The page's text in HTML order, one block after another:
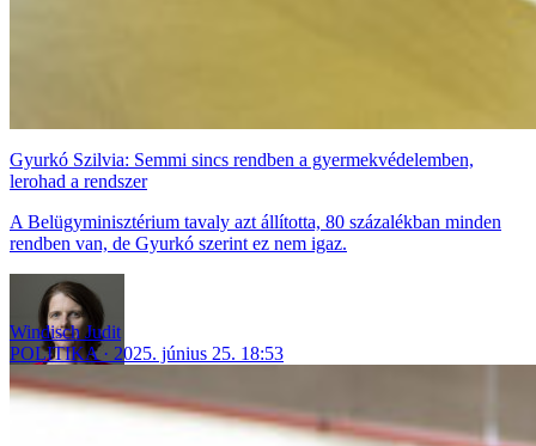
Gyurkó Szilvia: Semmi sincs rendben a gyermekvédelemben,
lerohad a rendszer
A Belügyminisztérium tavaly azt állította, 80 százalékban minden
rendben van, de Gyurkó szerint ez nem igaz.
Windisch Judit
POLITIKA
2025. június 25. 18:53